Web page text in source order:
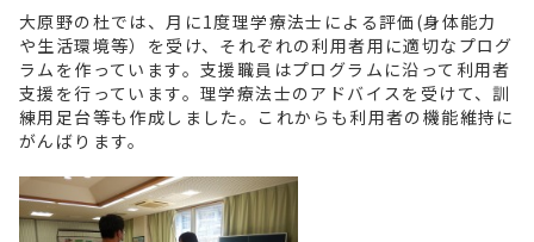
大原野の杜では、月に1度理学療法士による評価(身体能力
や生活環境等）を受け、それぞれの利用者用に適切なプログ
ラムを作っています。支援職員はプログラムに沿って利用者
支援を行っています。理学療法士のアドバイスを受けて、訓
練用足台等も作成しました。これからも利用者の機能維持に
がんばります。